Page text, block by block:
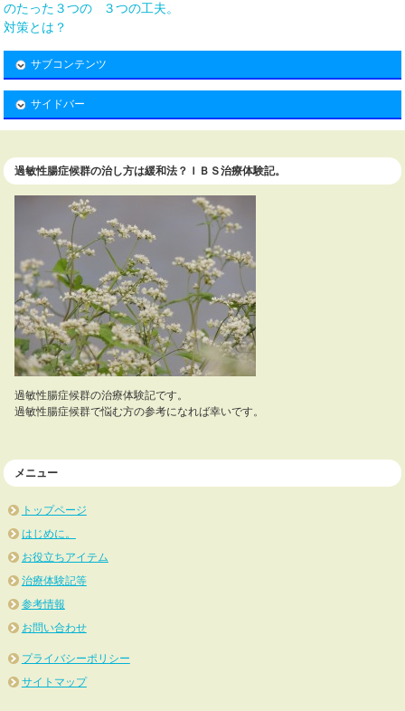
のたった３つの
対策とは？
３つの工夫。
サブコンテンツ
サイドバー
過敏性腸症候群の治し方は緩和法？ＩＢＳ治療体験記。
過敏性腸症候群の治療体験記です。
過敏性腸症候群で悩む方の参考になれば幸いです。
メニュー
トップページ
はじめに。
お役立ちアイテム
治療体験記等
参考情報
お問い合わせ
プライバシーポリシー
サイトマップ